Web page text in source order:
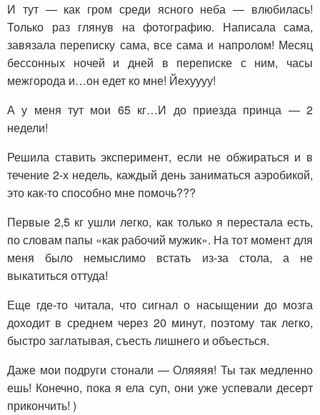
И тут — как гром среди ясного неба — влюбилась!
Только раз глянув на фотографию. Написала сама,
завязала переписку сама, все сама и напролом! Месяц
бессонных ночей и дней в переписке с ним, часы
межгорода и…он едет ко мне! Йехуууу!
А у меня тут мои 65 кг…И до приезда принца — 2
недели!
Решила ставить эксперимент, если не обжираться и в
течение 2-х недель, каждый день заниматься аэробикой,
это как-то способно мне помочь???
Первые 2,5 кг ушли легко, как только я перестала есть,
по словам папы «как рабочий мужик». На тот момент для
меня было немыслимо встать из-за стола, а не
выкатиться оттуда!
Еще где-то читала, что сигнал о насыщении до мозга
доходит в среднем через 20 минут, поэтому так легко,
быстро заглатывая, съесть лишнего и объесться.
Даже мои подруги стонали — Оляяяя! Ты так медленно
ешь! Конечно, пока я ела суп, они уже успевали десерт
прикончить! )